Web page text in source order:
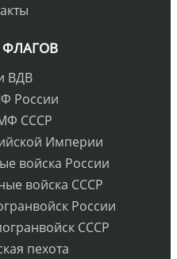
ФЛАГОВ
ВДВ
России
СССР
Империи
войска России
войска СССР
России
СССР
пехота